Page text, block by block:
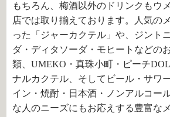
もちろん、梅酒以外のドリンクもウ
店では取り揃えております。人気の
った「ジャーカクテル」や、ジント
ダ・ディタソーダ・モヒートなどの
類、UMEKO・真珠小町・ピーチ
ナルカクテル、そしてビール・サワ
イン・焼酎・日本酒・ノンアルコー
な人のニーズにもお応えする豊富な